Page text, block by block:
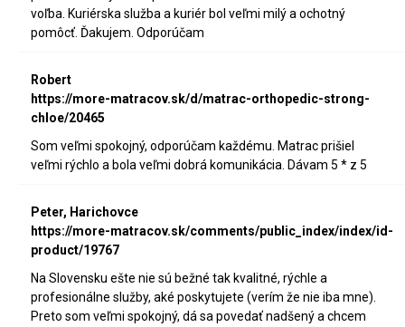
voľba. Kuriérska služba a kuriér bol veľmi milý a ochotný
pomôcť. Ďakujem. Odporúčam
Robert
https://more-matracov.sk/d/matrac-orthopedic-strong-
chloe/20465
Som veľmi spokojný, odporúčam každému. Matrac prišiel
veľmi rýchlo a bola veľmi dobrá komunikácia. Dávam 5 * z 5
Peter, Harichovce
https://more-matracov.sk/comments/public_index/index/id-
product/19767
Na Slovensku ešte nie sú bežné tak kvalitné, rýchle a
profesionálne služby, aké poskytujete (verím že nie iba mne).
Preto som veľmi spokojný, dá sa povedať nadšený a chcem